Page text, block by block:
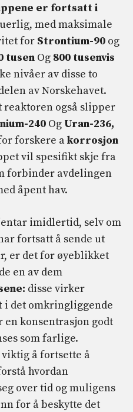
er fortsatti
med maksimale
for Strontium-90 og
tusen Og 800 tusenvis
nivåer av disse to
av Norskehavet.
reaktoren også slipper
240 Og Uran-236,
forskere akorrosjon
vil spesifikt skje fra
forbinder avdelingen
åpent hav.
imidlertid, selv om
fortsatt å sende ut
er det for øyeblikket
en av dem
disse virker
i det omkringliggende
konsentrasjon godt
som farlige.
å fortsette å
hvordan
over tid og muligens
for å beskytte det